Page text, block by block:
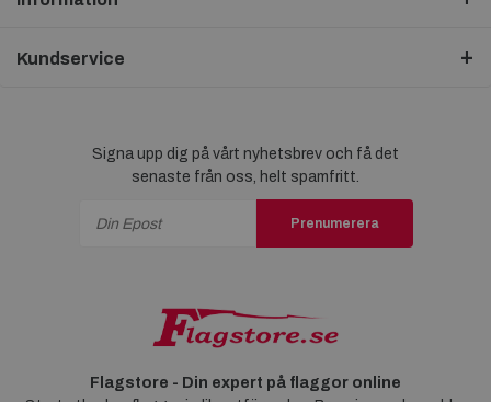
Kundservice
Signa upp dig på vårt nyhetsbrev och få det
senaste från oss, helt spamfritt.
Prenumerera
Flagstore - Din expert på flaggor online